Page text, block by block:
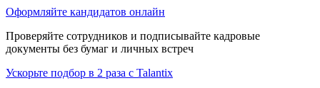
Оформляйте кандидатов онлайн
Проверяйте сотрудников и подписывайте кадровые
документы без бумаг и личных встреч
Ускорьте подбор в 2 раза с Talantix